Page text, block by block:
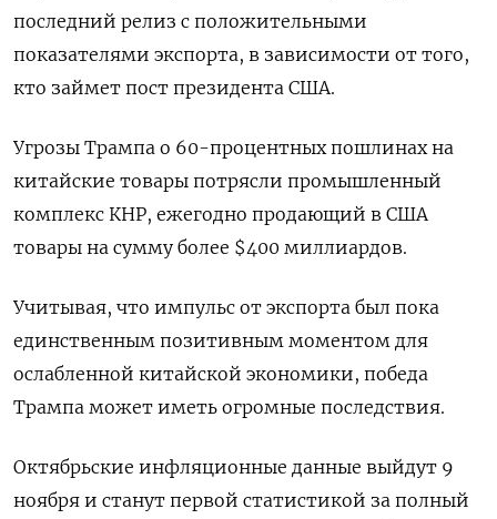
последний релиз с положительными
показателями экспорта, в зависимости от того,
кто займет пост президента США.
Угрозы Трампа о 60-процентных пошлинах на
китайские товары потрясли промышленный
комплекс КНР, ежегодно продающий в США
товары на сумму более $400 миллиардов.
Учитывая, что импульс от экспорта был пока
единственным позитивным моментом для
ослабленной китайской экономики, победа
Трампа может иметь огромные последствия.
Октябрьские инфляционные данные выйдут 9
ноября и станут первой статистикой за полный